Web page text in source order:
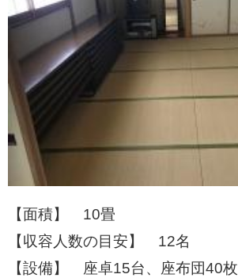
【面積】 10畳
【収容人数の目安】 12名
【設備】 座卓15台、座布団40枚